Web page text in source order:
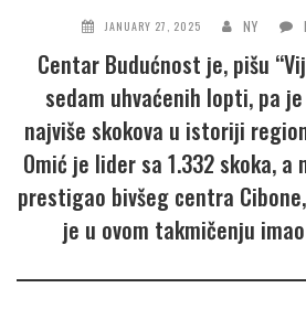
JANUARY 27, 2025 NY
Centar Budućnost je, pišu
sedam uhvaćenih lopti, pa
najviše skokova u istoriji
Omić je lider sa 1.332 skoka,
prestigao bivšeg centra
je u ovom takmičenju